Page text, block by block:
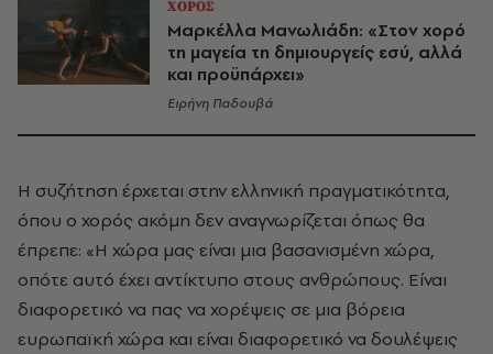
ΧΟΡΟΣ
Μαρκέλλα Μανωλιάδη: «Στον χορό
τη μαγεία τη δημιουργείς εσύ, αλλά
και προϋπάρχει»
Ειρήνη Παδουβά
Η συζήτηση έρχεται στην ελληνική πραγματικότητα,
όπου ο χορός ακόμη δεν αναγνωρίζεται όπως θα
έπρεπε: «Η χώρα μας είναι μια βασανισμένη χώρα,
οπότε αυτό έχει αντίκτυπο στους ανθρώπους. Είναι
διαφορετικό να πας να χορέψεις σε μια βόρεια
ευρωπαϊκή χώρα και είναι διαφορετικό να δουλέψεις